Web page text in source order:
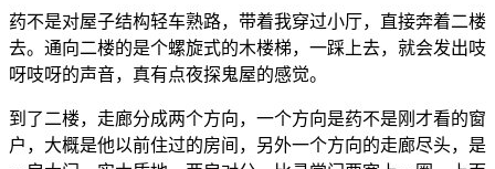
药不是对屋子结构轻车熟路，带着我穿过小厅，直接奔着二楼
去。通向二楼的是个螺旋式的木楼梯，一踩上去，就会发出吱
呀吱呀的声音，真有点夜探鬼屋的感觉。
到了二楼，走廊分成两个方向，一个方向是药不是刚才看的窗
户，大概是他以前住过的房间，另外一个方向的走廊尽头，是